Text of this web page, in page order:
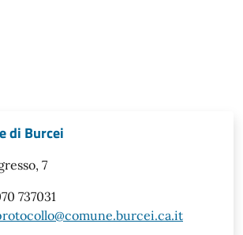
di Burcei
7
737031